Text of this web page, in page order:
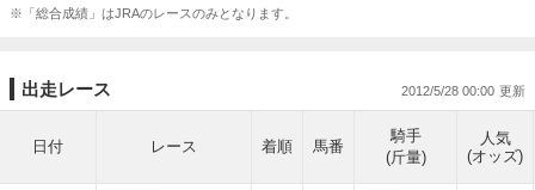
※「総合成績」はJRAのレースのみとなります。
出走レース 2012/5/28 00:00
日付 レース 着順 馬番
騎手
(斤量)
人気
(オッズ)